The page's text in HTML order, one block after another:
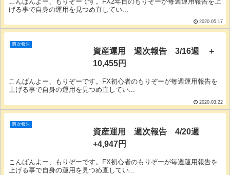
げる事で自身の運用を見つめ直してい...
2020.05.17
週次報告
資産運用 週次報告 3/16週 ＋
10,455円
こんばんよー、もりぞーです。FX初心者のもりぞーが毎週運用報告を
上げる事で自身の運用を見つめ直してい...
2020.03.22
週次報告
資産運用 週次報告 4/20週
+4,947円
こんばんよー、もりぞーです。FX初心者のもりぞーが毎週運用報告を
上げる事で自身の運用を見つめ直してい...